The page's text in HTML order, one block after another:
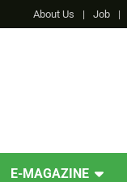
About Us Job
E-MAGAZINE